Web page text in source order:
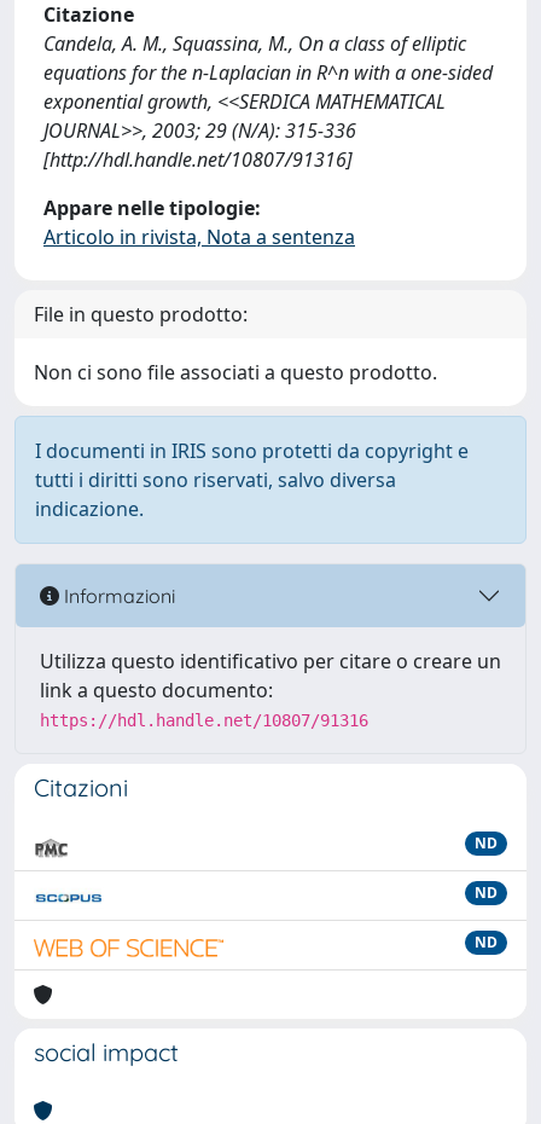
Citazione
Candela, A. M., Squassina, M., On a class of elliptic
equations for the n-Laplacian in R^n with a one-sided
exponential growth, <<SERDICA MATHEMATICAL
JOURNAL>>, 2003; 29 (N/A): 315-336
[http://hdl.handle.net/10807/91316]
Appare nelle tipologie:
Articolo in rivista, Nota a sentenza
File in questo prodotto:
Non ci sono file associati a questo prodotto.
I documenti in IRIS sono protetti da copyright e
tutti i diritti sono riservati, salvo diversa
indicazione.
Informazioni
Utilizza questo identificativo per citare o creare un
link a questo documento:
https://hdl.handle.net/10807/91316
Citazioni
ND
ND
ND
social impact